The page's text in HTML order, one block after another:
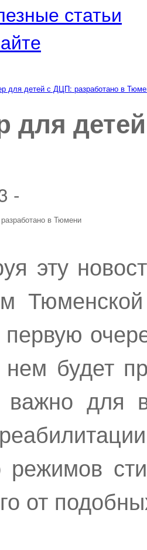
статьи
для детей с ДЦП: разработано в
для
-
эту
будет
для
режимов
от